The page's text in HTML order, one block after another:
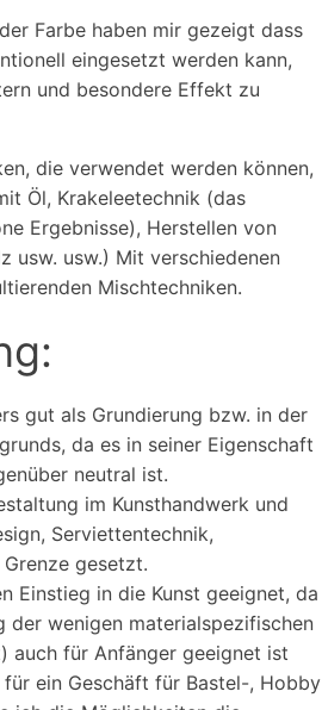
Farbe haben mir gezeigt dass
eingesetzt werden kann,
und besondere Effekt zu
die verwendet werden können,
Öl, Krakeleetechnik (das
Ergebnisse), Herstellen von
usw. usw.) Mit verschiedenen
Mischtechniken.
gut als Grundierung bzw. in der
da es in seiner Eigenschaft
neutral ist.
im Kunsthandwerk und
Serviettentechnik,
gesetzt.
Einstieg in die Kunst geeignet, da
der wenigen materialspezifischen
auch für Anfänger geeignet ist
für ein Geschäft für Bastel-, Hobby